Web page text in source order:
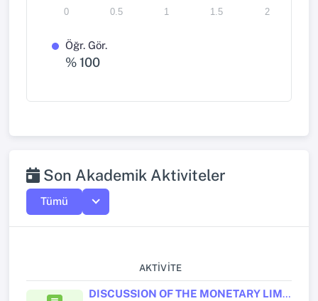
2
1.5
1
0.5
0
Öğr. Gör.
% 100
Son Akademik Aktiviteler
Tümü
AKTIVITE
DISCUSSION OF THE MONETARY LIMITS IN TURKISH CIVIL LAW WITHIN THE RIGHT OF ACCESS TO THE COURT